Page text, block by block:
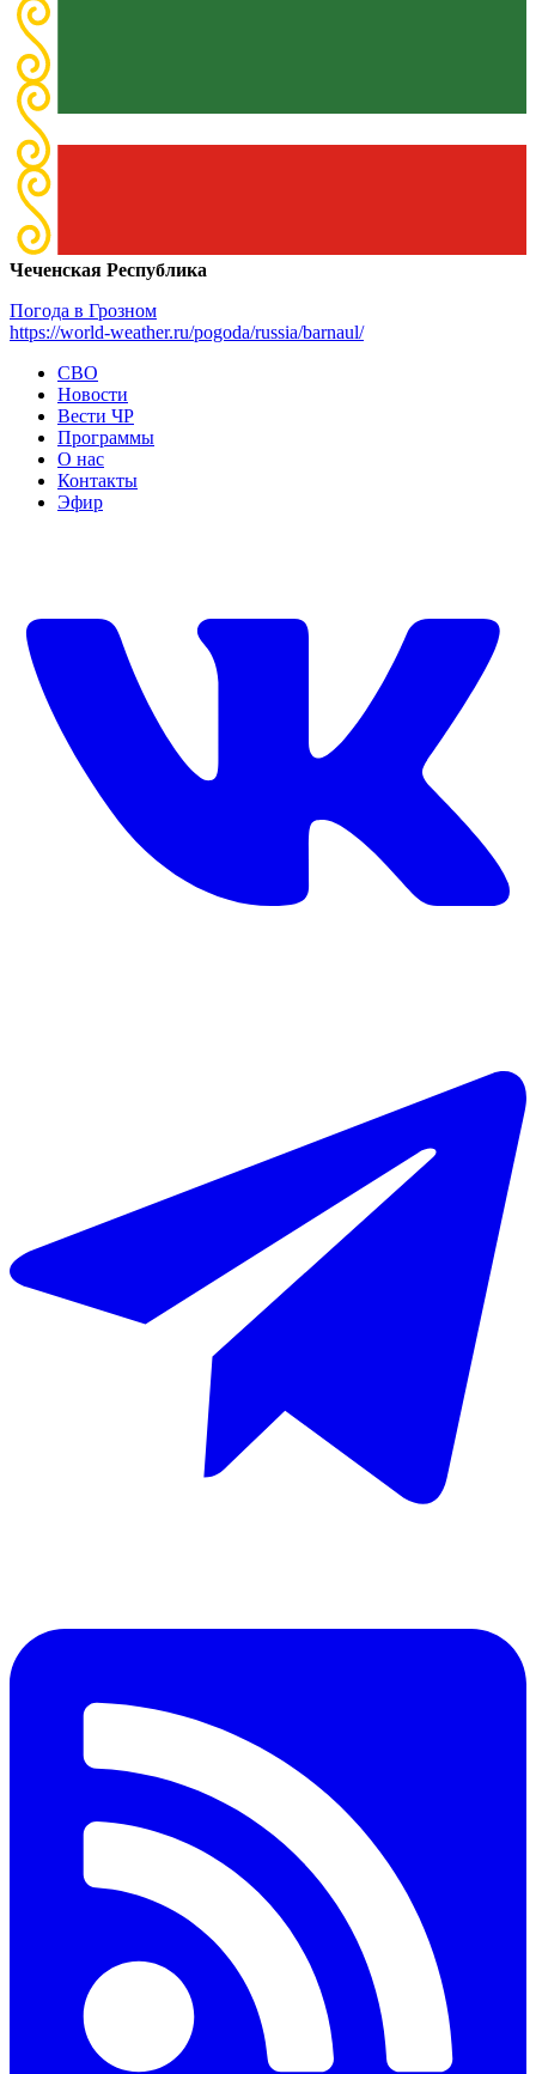
Чеченская Республика
Погода в Грозном
https://world-weather.ru/pogoda/russia/barnaul/
СВО
Новости
Вести ЧР
Программы
О нас
Контакты
Эфир